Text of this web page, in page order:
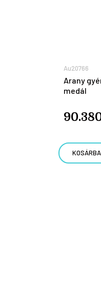
Au20766
Arany
medál
KOSÁRBA